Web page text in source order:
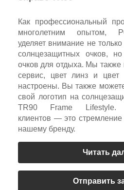
Как профессиональный
многолетним опытом,
уделяет внимание не
солнцезащитных очков,
очков для отдыха. Мы
сервис, цвет линз и
настроены. Вы также
свой логотип на
TR90 Frame Lifestyle.
клиентов — это
нашему бренду.
Читать
Отправить